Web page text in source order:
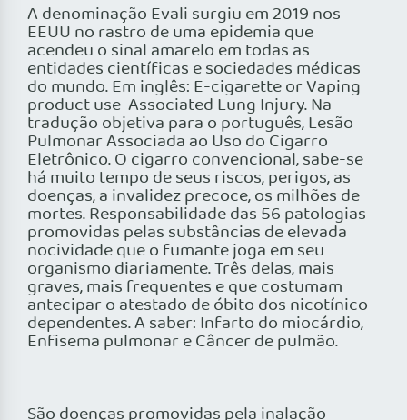
A denominação Evali surgiu em 2019 nos
EEUU no rastro de uma epidemia que
acendeu o sinal amarelo em todas as
entidades científicas e sociedades médicas
do mundo. Em inglês: E-cigarette or Vaping
product use-Associated Lung Injury. Na
tradução objetiva para o português, Lesão
Pulmonar Associada ao Uso do Cigarro
Eletrônico. O cigarro convencional, sabe-se
há muito tempo de seus riscos, perigos, as
doenças, a invalidez precoce, os milhões de
mortes. Responsabilidade das 56 patologias
promovidas pelas substâncias de elevada
nocividade que o fumante joga em seu
organismo diariamente. Três delas, mais
graves, mais frequentes e que costumam
antecipar o atestado de óbito dos nicotínico
dependentes. A saber: Infarto do miocárdio,
Enfisema pulmonar e Câncer de pulmão.